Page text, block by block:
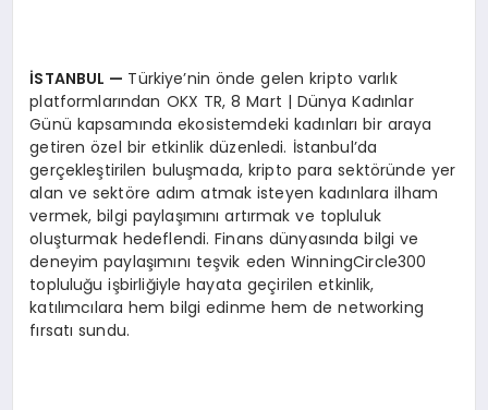
İSTANBUL — Türkiye’nin önde gelen kripto varlık
platformlarından OKX TR, 8 Mart | Dünya Kadınlar
Günü kapsamında ekosistemdeki kadınları bir araya
getiren özel bir etkinlik düzenledi. İstanbul’da
gerçekleştirilen buluşmada, kripto para sektöründe yer
alan ve sektöre adım atmak isteyen kadınlara ilham
vermek, bilgi paylaşımını artırmak ve topluluk
oluşturmak hedeflendi. Finans dünyasında bilgi ve
deneyim paylaşımını teşvik eden WinningCircle300
topluluğu işbirliğiyle hayata geçirilen etkinlik,
katılımcılara hem bilgi edinme hem de networking
fırsatı sundu.